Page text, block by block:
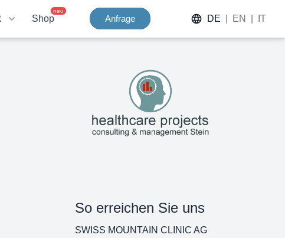
Shop
neu
Anfrage DE EN IT
So erreichen Sie uns
SWISS MOUNTAIN CLINIC AG